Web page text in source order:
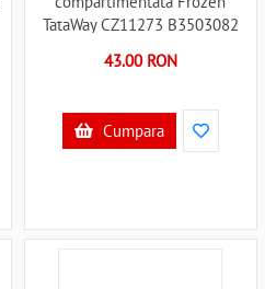
TataWay CZ11273 B3503082
43.00 RON
Cumpara